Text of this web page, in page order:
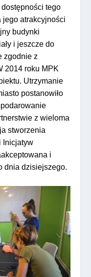
tego
jego atrakcyjności
budynki
i jeszcze do
zgodnie z
2014 roku MPK
Utrzymanie
postanowiło
z wieloma
stworzenia
Inicjatyw
i
dnia dzisiejszego.